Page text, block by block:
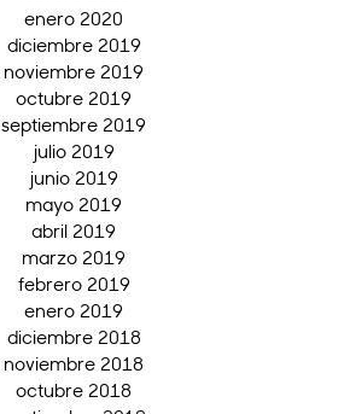
enero 2020
diciembre 2019
noviembre 2019
octubre 2019
septiembre 2019
julio 2019
junio 2019
mayo 2019
abril 2019
marzo 2019
febrero 2019
enero 2019
diciembre 2018
noviembre 2018
octubre 2018